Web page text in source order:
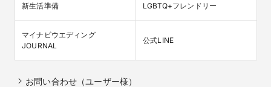
新生活準備 LGBTQ+フレンドリー
マイナビウエディング
JOURNAL
公式LINE
お問い合わせ（ユーザー様）